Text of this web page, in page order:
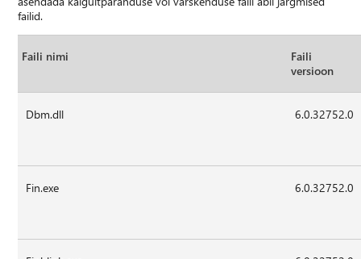
failid.
Faili nimi
Faili
versioon
Dbm.dll 6.0.32752.0
Fin.exe 6.0.32752.0